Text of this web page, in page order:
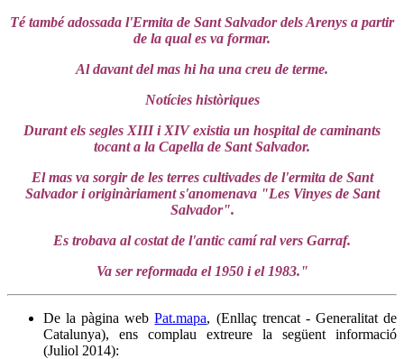
Té també adossada l'Ermita de Sant Salvador dels Arenys a partir
de la qual es va formar.
Al davant del mas hi ha una creu de terme.
Notícies històriques
Durant els segles XIII i XIV existia un hospital de caminants
tocant a la Capella de Sant Salvador.
El mas va sorgir de les terres cultivades de l'ermita de Sant
Salvador i originàriament s'anomenava "Les Vinyes de Sant
Salvador".
Es trobava al costat de l'antic camí ral vers Garraf.
Va ser reformada el 1950 i el 1983."
De la pàgina webPat.mapa, (Enllaç trencat - Generalitat de
Catalunya), ens complau extreure la següent informació
(Juliol 2014):